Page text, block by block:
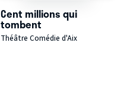
Cent millions qui
tombent
Théâtre Comédie d'Aix